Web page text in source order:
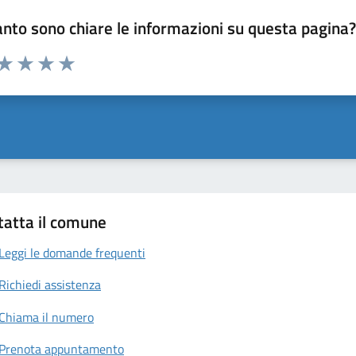
sono chiare le informazioni su questa pagina?
1 a 5 stelle la pagina
il comune
Leggi le domande frequenti
Richiedi assistenza
Chiama il numero
Prenota appuntamento